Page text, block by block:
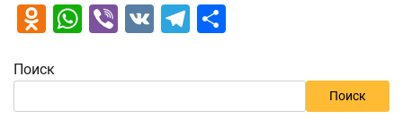
Odnoklassniki
WhatsApp
Viber
VK Telegram
Поиск
Поиск